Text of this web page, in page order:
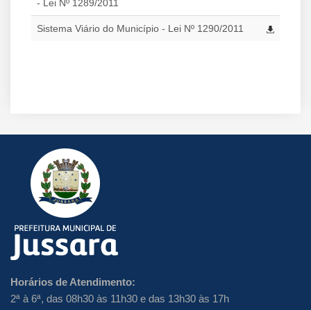
- Lei Nº 1289/2011
Sistema Viário do Município - Lei Nº 1290/2011
Horários de Atendimento:
2ª à 6ª, das 08h30 às 11h30 e das 13h30 às 17h